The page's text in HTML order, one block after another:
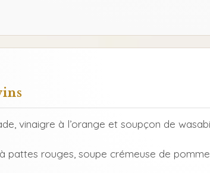
vinaigre à l’orange et soupçon de wasabi
à pattes rouges, soupe crémeuse de